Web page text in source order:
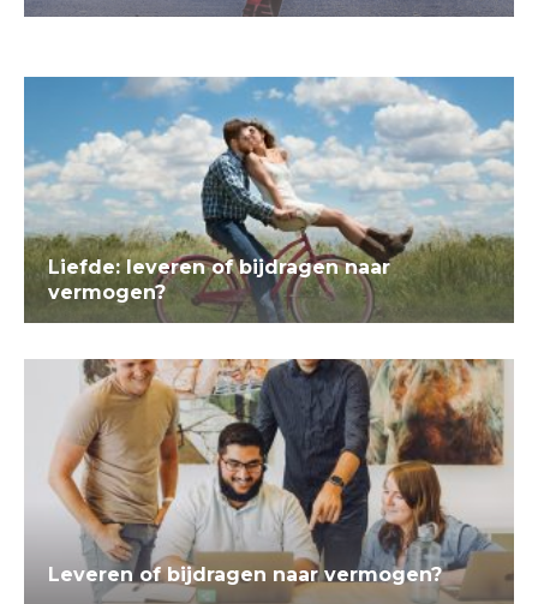
Liefde: leveren of bijdragen naar
vermogen?
Leveren of bijdragen naar vermogen?